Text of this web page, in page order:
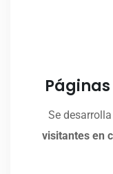
Se
visitantes en